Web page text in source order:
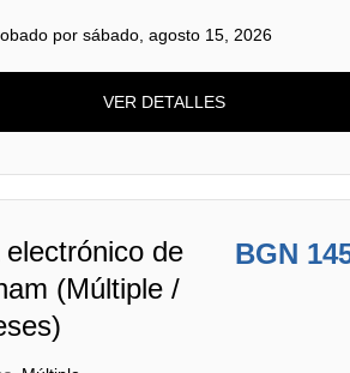
por sábado, agosto 15, 2026
VER DETALLES
de
(Múltiple /
BGN